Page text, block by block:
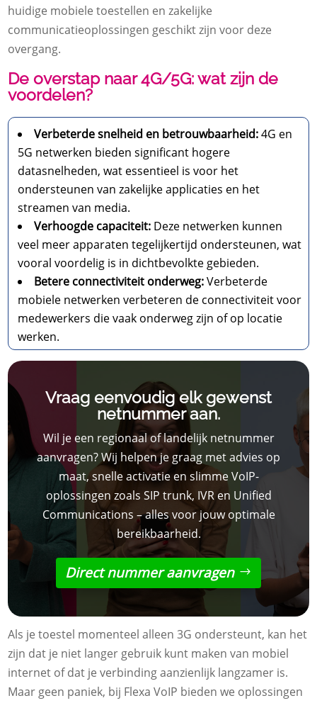
huidige mobiele toestellen en zakelijke
communicatieoplossingen geschikt zijn voor deze
overgang.
De overstap naar 4G/5G: wat zijn de
voordelen?
Verbeterde snelheid en betrouwbaarheid:4G en
5G netwerken bieden significant hogere
datasnelheden, wat essentieel is voor het
ondersteunen van zakelijke applicaties en het
streamen van media.
Verhoogde capaciteit: Deze netwerken kunnen
veel meer apparaten tegelijkertijd ondersteunen, wat
vooral voordelig is in dichtbevolkte gebieden.
Betere connectiviteit onderweg:Verbeterde
mobiele netwerken verbeteren de connectiviteit voor
medewerkers die vaak onderweg zijn of op locatie
werken.
Vraag eenvoudig elk gewenst
netnummer aan.
Wil je een regionaal of landelijk netnummer
aanvragen? Wij helpen je graag met advies op
maat, snelle activatie en slimme VoIP-
oplossingen zoals SIP trunk, IVR en Unified
Communications – alles voor jouw optimale
bereikbaarheid.
Direct nummer aanvragen
Als je toestel momenteel alleen 3G ondersteunt, kan het
zijn dat je niet langer gebruik kunt maken van mobiel
internet of dat je verbinding aanzienlijk langzamer is.
Maar geen paniek, bij Flexa VoIP bieden we oplossingen